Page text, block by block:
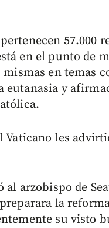
57.000
en el punto de
mismas en temas
eutanasia y
Vaticano les
al arzobispo de
la
su visto